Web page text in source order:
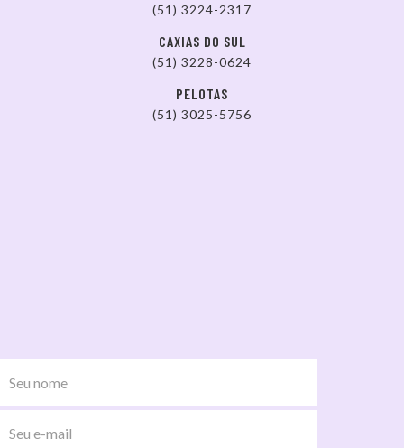
(51) 3224-2317
CAXIAS DO SUL
(51) 3228-0624
PELOTAS
(51) 3025-5756